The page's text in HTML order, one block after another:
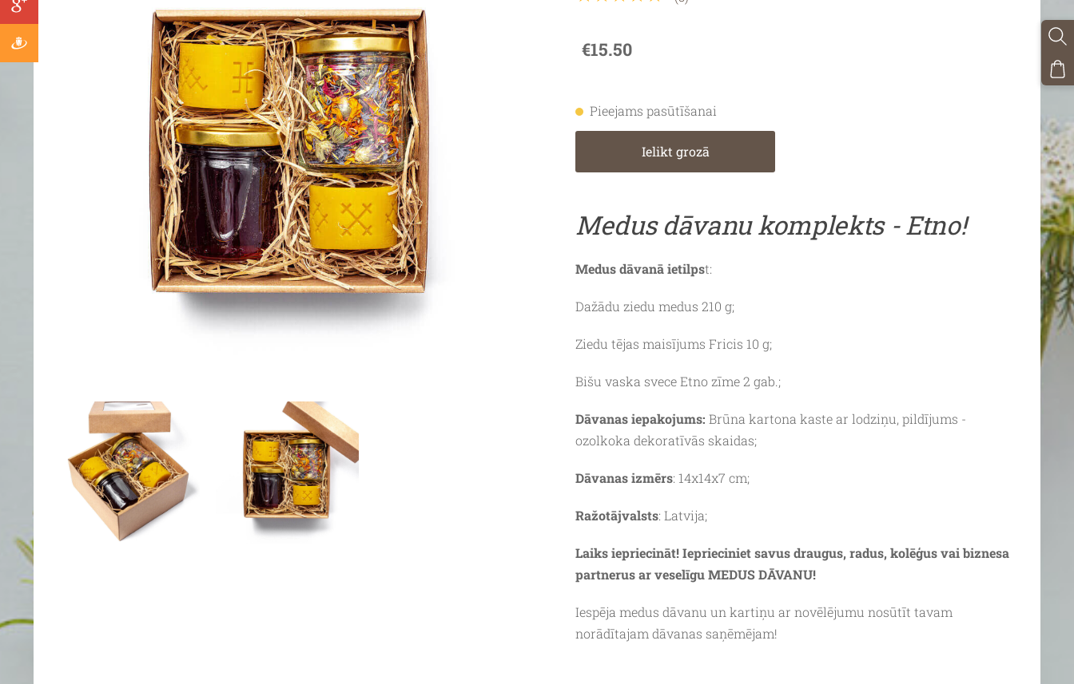
€15.50
Pieejams pasūtīšanai
Ielikt grozā
Medus dāvanu komplekts - Etno!
Medus dāvanā ietilpst:
Dažādu ziedu medus 210 g;
Ziedu tējas maisījums Fricis 10 g;
Bišu vaska svece Etno zīme 2 gab.;
Dāvanas iepakojums: Brūna kartona kaste ar lodziņu, pildījums -
ozolkoka dekoratīvās skaidas;
Dāvanas izmērs: 14x14x7 cm;
Ražotājvalsts: Latvija;
Laiks iepriecināt! Ieprieciniet savus draugus, radus, kolēģus vai biznesa
partnerus ar veselīgu MEDUS DĀVANU!
Iespēja medus dāvanu un kartiņu ar novēlējumu nosūtīt tavam
norādītajam dāvanas saņēmējam!